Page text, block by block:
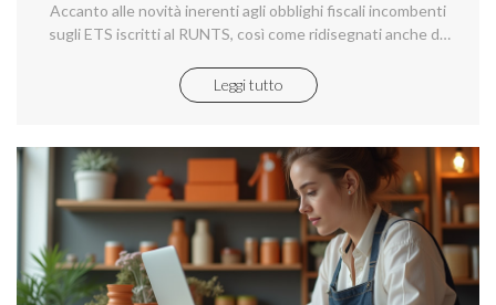
Accanto alle novità inerenti agli obblighi fiscali incombenti
sugli ETS iscritti al RUNTS, così come ridisegnati anche da
ve ne sono altre che hanno introdotto alcuni “obblighi
digitali”, che risultano altrettanto importanti.
Leggi tutto